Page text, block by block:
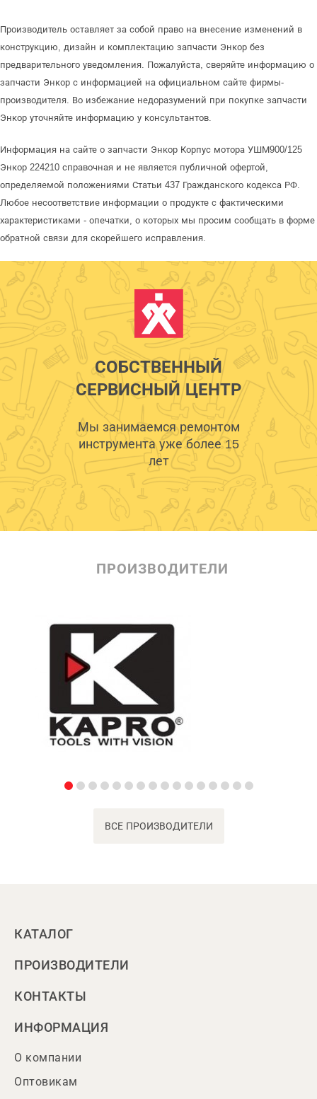
Производитель оставляет за собой право на внесение изменений в
конструкцию, дизайн и комплектацию запчасти Энкор без
предварительного уведомления. Пожалуйста, сверяйте информацию о
запчасти Энкор с информацией на официальном сайте фирмы-
производителя. Во избежание недоразумений при покупке запчасти
Энкор уточняйте информацию у консультантов.
Информация на сайте о запчасти Энкор Корпус мотора УШМ900/125
Энкор 224210 справочная и не является публичной офертой,
определяемой положениями Статьи 437 Гражданского кодекса РФ.
Любое несоответствие информации о продукте с фактическими
характеристиками - опечатки, о которых мы просим сообщать в форме
обратной связи для скорейшего исправления.
СОБСТВЕННЫЙ
СЕРВИСНЫЙ ЦЕНТР
Мы занимаемся ремонтом
инструмента уже более 15
лет
ПРОИЗВОДИТЕЛИ
ВСЕ ПРОИЗВОДИТЕЛИ
КАТАЛОГ
ПРОИЗВОДИТЕЛИ
КОНТАКТЫ
ИНФОРМАЦИЯ
О компании
Оптовикам